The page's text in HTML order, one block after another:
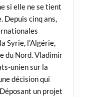
si elle ne se tient
Depuis cinq ans,
Syrie, l’Algérie,
du Nord. Vladimir
unien sur la
décision qui
un projet